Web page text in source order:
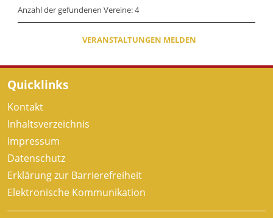
Anzahl der gefundenen Vereine: 4
VERANSTALTUNGEN MELDEN
Quicklinks
Kontakt
Inhaltsverzeichnis
Impressum
Datenschutz
Erklärung zur Barrierefreiheit
Elektronische Kommunikation